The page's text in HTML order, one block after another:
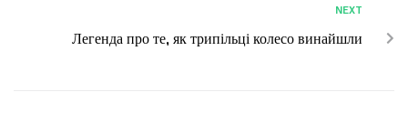
NEXT
Легенда про те, як трипільці колесо винайшли